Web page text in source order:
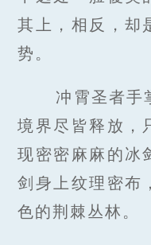
其上，相反，却
势。
冲霄圣者手
境界尽皆释放，
现密密麻麻的冰
剑身上纹理密布
色的荆棘丛林。